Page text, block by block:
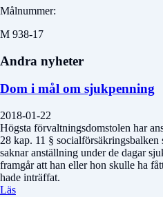
Målnummer:
M 938-17
Andra nyheter
Dom i mål om sjukpenning
2018-01-22
Högsta förvaltningsdomstolen har
28 kap. 11 § socialförsäkringsbalken
saknar anställning under de dagar
framgår att han eller hon skulle ha
hade inträffat.
Läs